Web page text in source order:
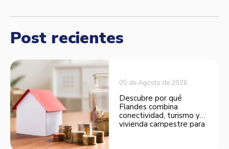
Post recientes
05 de Agosto de 2026
Descubre por qué
Flandes combina
conectividad, turismo y
vivienda campestre para